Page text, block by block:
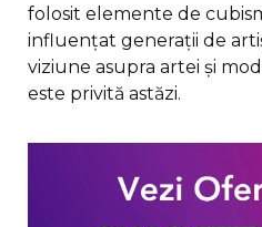
folosit elemente de
influențat generații de
viziune asupra artei și
este privită astăzi.